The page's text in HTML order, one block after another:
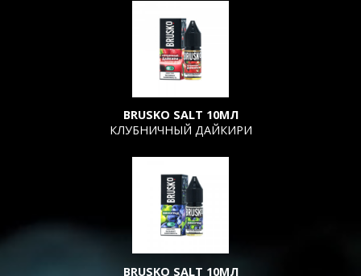
BRUSKO SALT 10МЛ
КЛУБНИЧНЫЙ ДАЙКИРИ
BRUSKO SALT 10МЛ